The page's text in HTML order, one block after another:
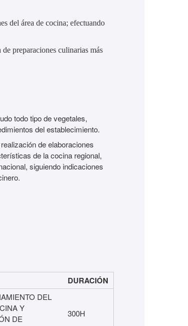
del área de cocina; efectuando
preparaciones culinarias más
todo tipo de vegetales,
del establecimiento.
de elaboraciones
de la cocina regional,
siguiendo indicaciones
DURACIÓN
DEL
Y
DE
300H